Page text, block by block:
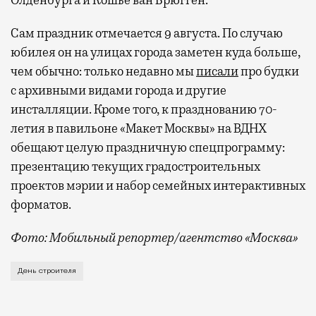
Сам праздник отмечается 9 августа. По случаю
юбилея он на улицах города заметен куда больше,
чем обычно: только недавно мыписалипро будки
с архивными видами города и другие
инсталляции. Кроме того, к празднованию 70-
летия в павильоне «Макет Москвы» на ВДНХ
обещают целую праздничную спецпрограмму:
презентацию текущих градостроительных
проектов мэрии и набор семейных интерактивных
форматов.
Фото: Мобильный репортер/агентство «Москва»
Это каска в фирменных цветах департамента
День строителя